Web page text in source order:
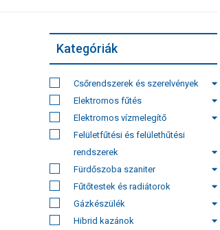
Kategóriák
Csőrendszerek és szerelvények
Elektromos fűtés
Elektromos vízmelegítő
Felületfűtési és felülethűtési
rendszerek
Fürdőszoba szaniter
Fűtőtestek és radiátorok
Gázkészülék
Hibrid kazánok